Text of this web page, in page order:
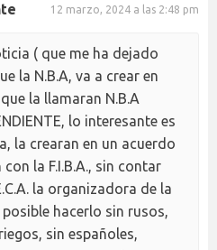
12 marzo, 2024 a las 2:48 pm
( que me ha dejado
la N.B.A, va a crear en
la llamaran N.B.A
lo interesante es
la crearan en un acuerdo
la F.I.B.A., sin contar
la organizadora de la
posible hacerlo sin rusos,
sin españoles,